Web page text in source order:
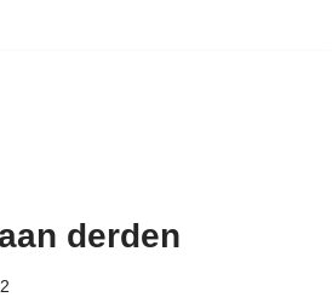
derden